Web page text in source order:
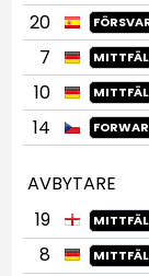
20
7
10
14
AVBYTARE
19
8